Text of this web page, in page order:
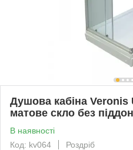
Душова кабіна Veronis
матове скло без
В наявності
Код: kv064
Роздріб